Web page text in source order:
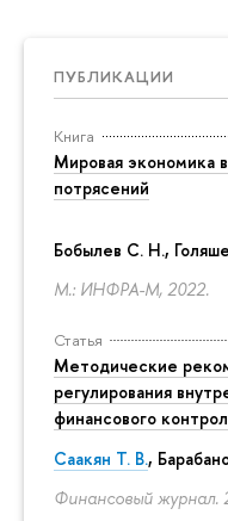
ПУБЛИКАЦИИ
Книга
Мировая экономика
потрясений
Бобылев С. Н.,
М.: ИНФРА-М, 2022.
Статья
Методические
регулирования
финансового
Саакян Т. В.,
Финансовый журнал.